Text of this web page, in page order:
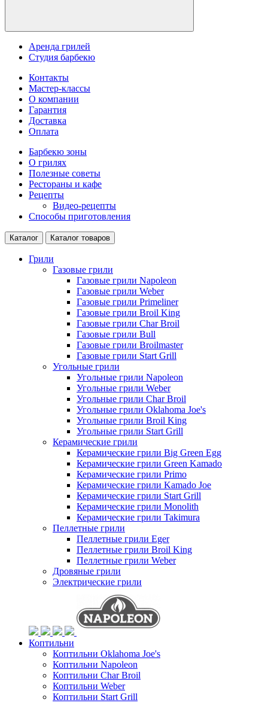
Аренда грилей
Студия барбекю
Контакты
Мастер-классы
О компании
Гарантия
Доставка
Оплата
Барбекю зоны
О грилях
Полезные советы
Рестораны и кафе
Рецепты
Видео-рецепты
Способы приготовления
Каталог Каталог товаров
Грили
Газовые грили
Газовые грили Napoleon
Газовые грили Weber
Газовые грили Primeliner
Газовые грили Broil King
Газовые грили Char Broil
Газовые грили Bull
Газовые грили Broilmaster
Газовые грили Start Grill
Угольные грили
Угольные грили Napoleon
Угольные грили Weber
Угольные грили Char Broil
Угольные грили Oklahoma Joe's
Угольные грили Broil King
Угольные грили Start Grill
Керамические грили
Керамические грили Big Green Egg
Керамические грили Green Kamado
Керамические грили Primo
Керамические грили Kamado Joe
Керамические грили Start Grill
Керамические грили Monolith
Керамические грили Takimura
Пеллетные грили
Пеллетные грили Eger
Пеллетные грили Broil King
Пеллетные грили Weber
Дровяные грили
Электрические грили
Коптильни
Коптильни Oklahoma Joe's
Коптильни Napoleon
Коптильни Char Broil
Коптильни Weber
Коптильни Start Grill